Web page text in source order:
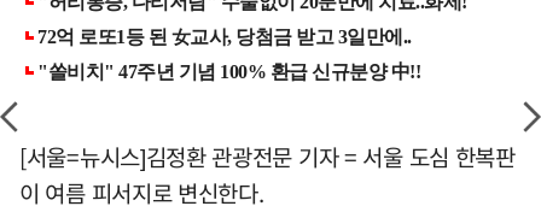
[서울=뉴시스]김정환 관광전문 기자 = 서울 도심 한복판
이 여름 피서지로 변신한다.